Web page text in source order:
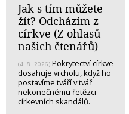
Jak s tím můžete
žít? Odcházím z
církve (Z ohlasů
našich čtenářů)
(4. 8. 2026) Pokrytectví církve
dosahuje vrcholu, když ho
postavíme tváří v tvář
nekonečnému řetězci
církevních skandálů.